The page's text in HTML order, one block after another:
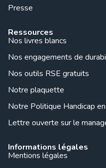
Presse
Ressources
Nos livres blancs
Nos engagements de
Nos outils RSE gratuits
Notre plaquette
Notre Politique Handicap
Lettre ouverte sur le
Informations légales
Mentions légales